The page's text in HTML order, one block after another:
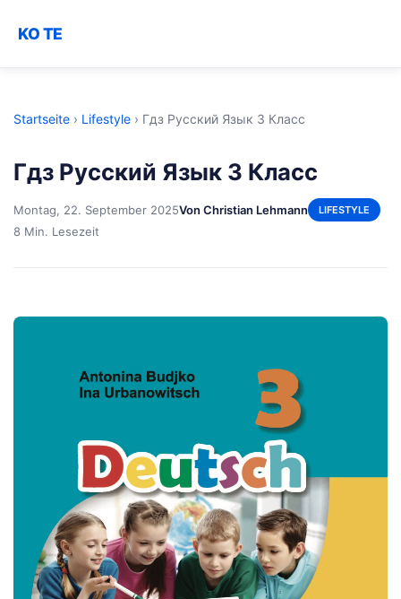
KO TE
Startseite › Lifestyle › Гдз Русский Язык 3 Класс
Гдз Русский Язык 3 Класс
Montag, 22. September 2025Von Christian Lehmann LIFESTYLE
8 Min. Lesezeit